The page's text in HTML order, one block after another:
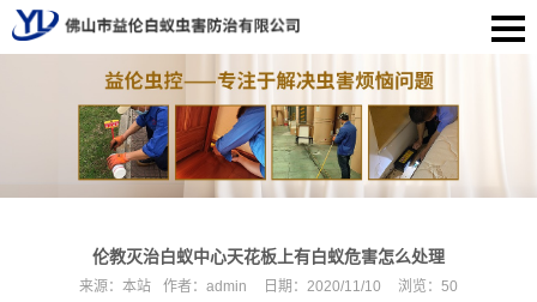
伦教灭治白蚁中心天花板上有白蚁危害怎么处理
来源： 本站 作者： admin 日期： 2020/11/10 浏览： 50